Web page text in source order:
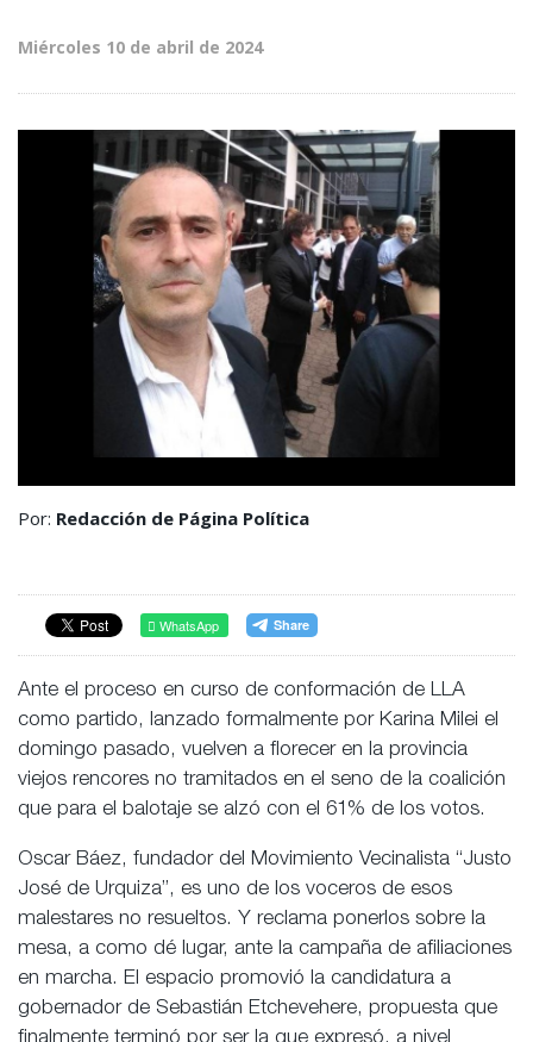
Miércoles 10 de abril de 2024
Por: Redacción de Página Política
WhatsApp
Ante el proceso en curso de conformación de LLA
como partido, lanzado formalmente por Karina Milei el
domingo pasado, vuelven a florecer en la provincia
viejos rencores no tramitados en el seno de la coalición
que para el balotaje se alzó con el 61% de los votos.
Oscar Báez, fundador del Movimiento Vecinalista “Justo
José de Urquiza”, es uno de los voceros de esos
malestares no resueltos. Y reclama ponerlos sobre la
mesa, a como dé lugar, ante la campaña de afiliaciones
en marcha. El espacio promovió la candidatura a
gobernador de Sebastián Etchevehere, propuesta que